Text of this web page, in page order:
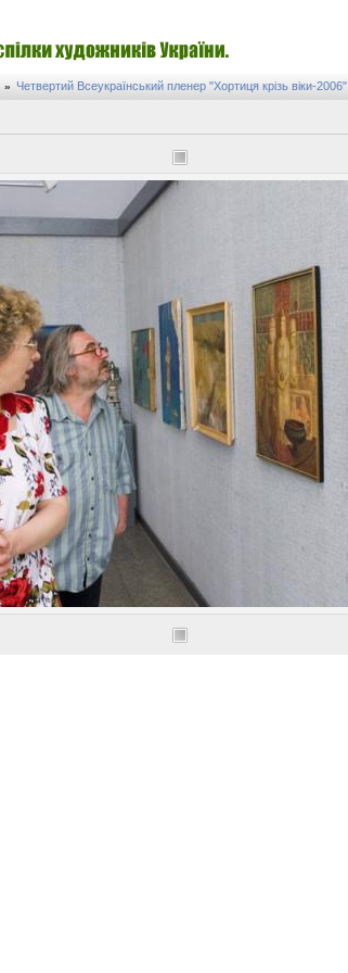
» Четвертий Всеукраїнський пленер "Хортиця крізь віки-2006"